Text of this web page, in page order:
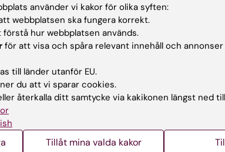
hittar du
Student på KI
Här hittar du information
använder vi kakor för olika syften:
webbplatsen ska fungera korrekt.
hur webbplatsen används.
för att visa och spåra relevant innehåll och
till länder utanför EU.
du att vi sparar cookies.
återkalla ditt samtycke via kakikonen längst ned
Tillåt mina valda kakor